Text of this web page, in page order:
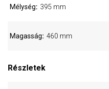
Mélység 395 mm
Magasság 460 mm
Részletek